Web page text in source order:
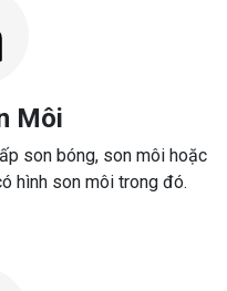
Môi
son bóng, son môi hoặc
hình son môi trong đó.